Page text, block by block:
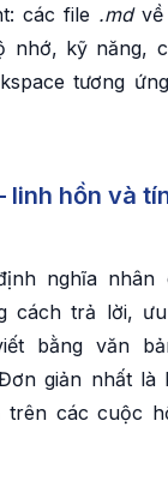
các file .mdvề
nhớ, kỹ năng,
tương
linh hồn và
nghĩa nhân
cách trả lời,
bằng văn
giản nhất là
trên các cuộc